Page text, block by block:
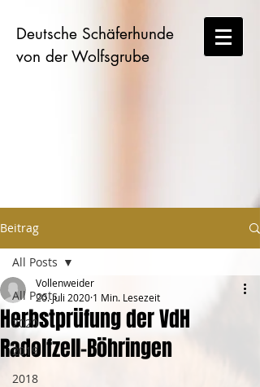
Deutsche Schäferhunde
von der Wolfsgrube
Beitrag
All Posts
2020
2019
2018
All Posts
Herbstprüfung der VdH
Radolfzell-Böhringen
Vollenweider
20. Juli 2020 1 Min. Lesezeit